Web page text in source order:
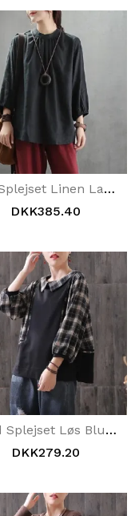
Løs Splejset Linen Lanterneærmet Bluse
DKK385.40
Plaid Splejset Løs Bluse Med Syv Procent Ærmer
DKK279.20